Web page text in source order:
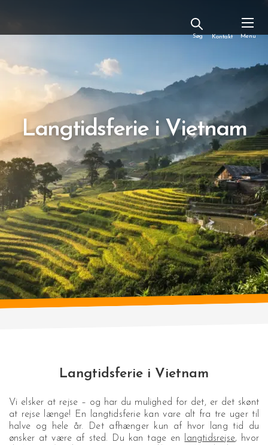
Kontakt
Langtidsferie i Vietnam
Langtidsferie i Vietnam
Vi elsker at rejse – og har du mulighed for det, er det skønt
at rejse længe! En langtidsferie kan vare alt fra tre uger til
halve og hele år. Det afhænger kun af hvor lang tid du
ønsker at være af sted. Du kan tage en
langtidsrejse, hvor